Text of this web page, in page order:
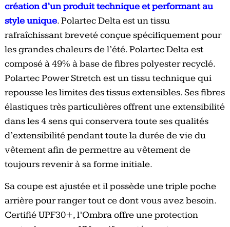
création d’un produit technique et performant au
style unique. Polartec Delta est un tissu
rafraîchissant breveté conçue spécifiquement pour
les grandes chaleurs de l’été. Polartec Delta est
composé à 49% à base de fibres polyester recyclé.
Polartec Power Stretch est un tissu technique qui
repousse les limites des tissus extensibles. Ses fibres
élastiques très particulières offrent une extensibilité
dans les 4 sens qui conservera toute ses qualités
d’extensibilité pendant toute la durée de vie du
vêtement afin de permettre au vêtement de
toujours revenir à sa forme initiale.
Sa coupe est ajustée et il possède une triple poche
arrière pour ranger tout ce dont vous avez besoin.
Certifié UPF30+, l’Ombra offre une protection